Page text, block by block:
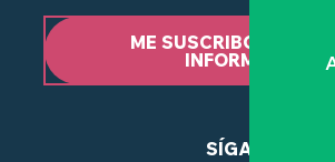
ME SUSCRIBO AL
INFORMATIVO
SÍGANOS